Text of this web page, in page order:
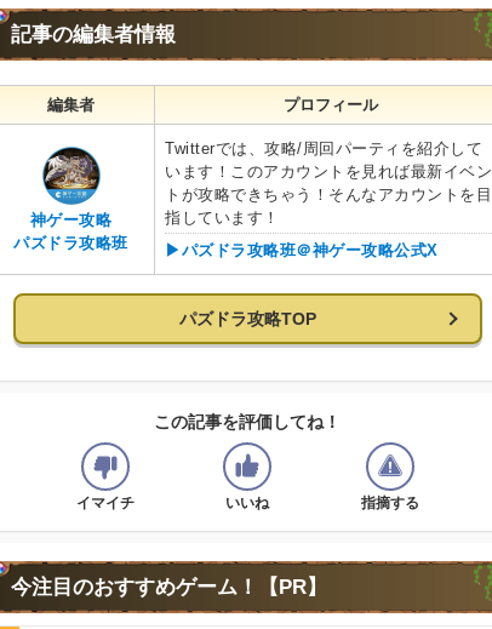
記事の編集者情報
編集者 プロフィール
神ゲー攻略
パズドラ攻略班
Twitterでは、攻略/周回パーティを紹介して
います！このアカウントを見れば最新イベン
トが攻略できちゃう！そんなアカウントを目
指しています！
▶︎パズドラ攻略班＠神ゲー攻略公式X
パズドラ攻略TOP
この記事を評価してね！
イマイチ いいね 指摘する
今注目のおすすめゲーム！【PR】